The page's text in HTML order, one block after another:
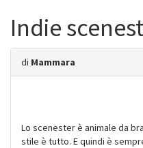
Indie
di Mammara
Lo scenester è animale da
stile è tutto. E quindi è